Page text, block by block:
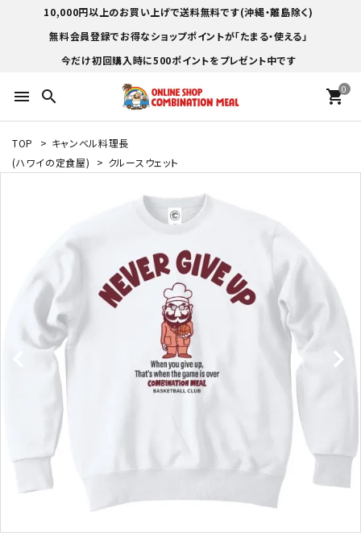
10,000円以上のお買い上げで送料無料です(沖縄・離島除く)
無料会員登録でお得なショップポイントが「たまる・使える」
今だけ初回購入時に500ポイントをプレゼント中です
menu search 0
shopping_cart
TOP > キャンベル料理長
(ハワイの定食屋)
> クルースウェット